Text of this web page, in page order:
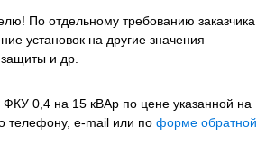
По отдельному требованию заказчика
установок на другие значения
и др.
ФКУ 0,4 на 15 кВАр по цене указанной на
телефону, e-mail или по форме обратной